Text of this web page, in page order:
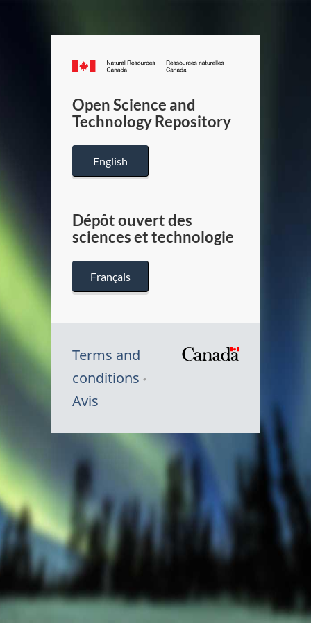
Canada.ca
/
Canada
Open Science and
Technology Repository
English
Dépôt ouvert des
sciences et technologie
Français
Terms and
conditions
Avis
Canada